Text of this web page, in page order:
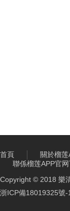
首頁 關於榴
聯係榴莲APP官
Copyright © 2018 樂
浙ICP備18019325號-1